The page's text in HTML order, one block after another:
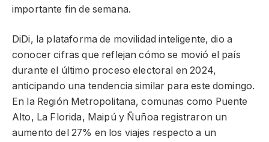
importante fin de semana.
DiDi, la plataforma de movilidad inteligente, dio a
conocer cifras que reflejan cómo se movió el país
durante el último proceso electoral en 2024,
anticipando una tendencia similar para este domingo.
En la Región Metropolitana, comunas como Puente
Alto, La Florida, Maipú y Ñuñoa registraron un
aumento del 27% en los viajes respecto a un